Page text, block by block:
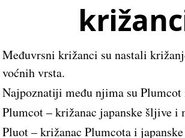
Međuvrsni križanci su nastali
voćnih vrsta.
Najpoznatiji među njima su
Plumcot – križanac japanske šljive i
Pluot – križanac Plumcota i